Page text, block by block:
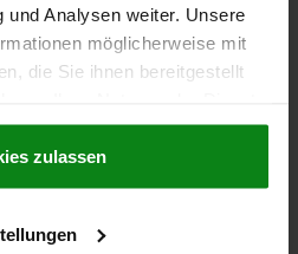
und Analysen weiter. Unsere
möglicherweise mit
die Sie ihnen bereitgestellt
Richtlinien
|AGB
zulassen
D=8, FORM:B MIT